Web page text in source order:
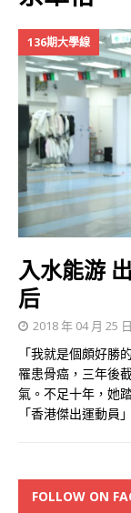
136期大學線
入水能游
后
2018 年 04 月 25 日
「我就是個頗好
罹患骨癌，三年後
氣。不足十年，她
「香港傑出運動員
FOLLOW ON